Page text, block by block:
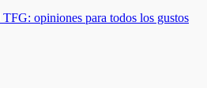
opiniones para todos los gustos